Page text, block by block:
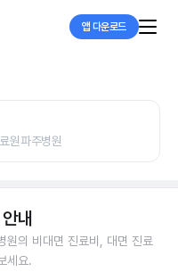
앱 다운로드
원파주병원
내
원의 비대면 진료비, 대면 진료
세요.